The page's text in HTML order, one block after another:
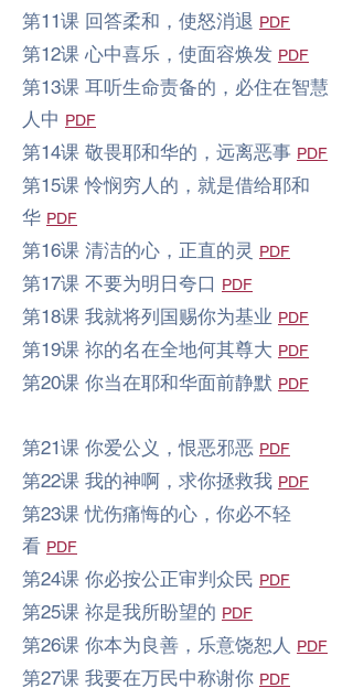
第11课 回答柔和，使怒消退 PDF
第12课 心中喜乐，使面容焕发 PDF
第13课 耳听生命责备的，必住在智慧
人中 PDF
第14课 敬畏耶和华的，远离恶事 PDF
第15课 怜悯穷人的，就是借给耶和
华 PDF
第16课 清洁的心，正直的灵 PDF
第17课 不要为明日夸口 PDF
第18课 我就将列国赐你为基业 PDF
第19课 祢的名在全地何其尊大 PDF
第20课 你当在耶和华面前静默 PDF
第21课 你爱公义，恨恶邪恶 PDF
第22课 我的神啊，求你拯救我 PDF
第23课 忧伤痛悔的心，你必不轻
看 PDF
第24课 你必按公正审判众民 PDF
第25课 祢是我所盼望的 PDF
第26课 你本为良善，乐意饶恕人 PDF
第27课 我要在万民中称谢你 PDF